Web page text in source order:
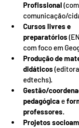
Profissional
comunicação/
Cursos livres e
preparatórios
com foco em
Produção de
didáticos
edtechs).
Gestão/
pedagógica e
professores.
Projetos